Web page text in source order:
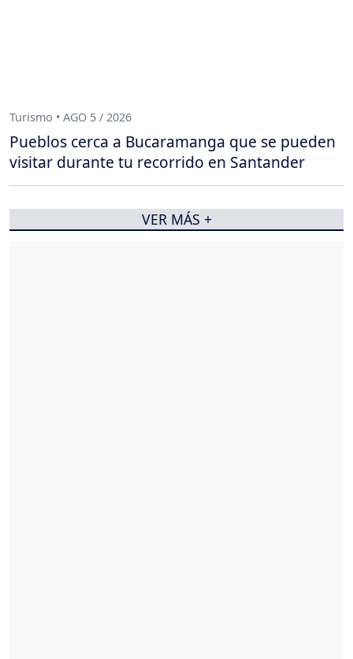
Turismo • AGO 5 / 2026
Pueblos cerca a Bucaramanga que se pueden
visitar durante tu recorrido en Santander
VER MÁS +